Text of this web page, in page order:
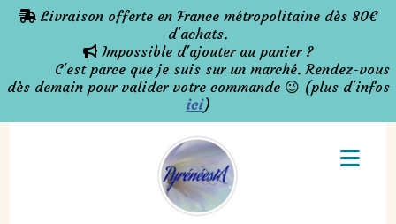
 Livraison offerte en France métropolitaine dès 80€
d'achats.
 Impossible d'ajouter au panier ?
C'est parce que je suis sur un marché. Rendez-vous
dès demain pour valider votre commande 😉 (plus d'infos
ici)
Panneau de gestion des cookies